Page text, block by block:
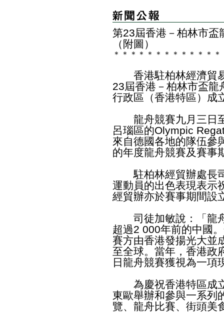
第23屆香港－柏林市盃
（附圖）
＊ ＊ ＊ ＊ ＊ ＊ ＊ ＊ ＊ ＊ ＊ ＊ ＊
香港駐柏林經濟貿易
23屆香港－柏林市盃龍
行政區（香港特區）成
龍舟競賽九月三日至
呂瑙區的Olympic
來自德國各地的隊伍參
的年度龍舟競賽及賽事
駐柏林經貿辦處長司
運動員的出色表現表示
經貿辦亦於賽事期間設
司徒加敏說：「龍舟
超過2 000年前的中國
賽方由香港發揚光大並
至全球。當年，香港政
日龍舟競賽獲視為一項
為慶祝香港特區成立
東歐舉辦和參與一系列
覽、龍舟比賽、街頭美